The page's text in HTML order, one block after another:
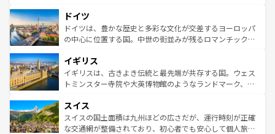
せる。地方によって風土や気候が異なるスペインはその個
性で訪れる人を魅了する。 なお、新着のスペイン情報は コ
ンテンツ一覧を参照してほしい。
で、幅広い魅力が詰まっている。華麗な宮殿、歴史的な大
聖堂、美しいビーチ、そして豊かな自然が、訪れる者を心
から魅了する。また、フランスは美食の国としても知ら
いる。シャンパンの発祥地であるランス、プロヴァンスの
香り高いラベンダー畑など、多彩な楽しみ方が可能だ。さ
らに、パリ以外の地域にも魅力が溢れており、どの街角に
れる地方に足を運ぶとそれぞれで全く異なる文化を体験で
きるだろう。 なお、新着のフランス情報はコンテンツ一覧
を参照してほしい。
ドイツ
ドイツは、豊かな歴史と多彩な文化が交差するヨーロッパ
の中心に位置する国。中世の街並みが残るロマンチック街
顔を持つこの国は、どこを歩いても飽きることがない。ベ
ルリンの文化的活気、バイエルン州のアルプスの絶景、そ
してライン川沿いのワイン畑といった風景は必見。ビール
は、お酒好きな人にはぜひ体験してほしい。 なお、新着の
ドイツ情報はコンテンツ一覧を参照してほしい。
イギリス
イギリスは、古きよき伝統と最先端が共存する国。ウェス
トミンスター寺院や大英博物館のようなランドマーク、歴
リアごとに異なる魅力がある。また、優雅なアフタヌーン
ティー、ビール好きにはたまらない英国パブ、サッカー観
戦など、本場だからこそできる体験も豊富。イギリスを旅
スイス
スイスの国土面積は九州ほどの広さだが、運行時刻が正確
な交通網が整備されており、初心者でも安心して個人旅行